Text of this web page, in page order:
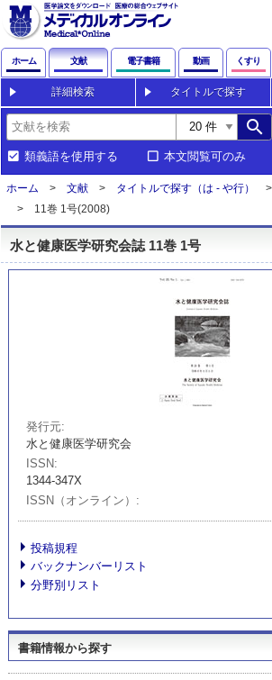
ホーム 文献 電子書籍 動画 くすり
詳細検索 タイトルで探す
search
類義語を使用する 本文閲覧可のみ
ホーム 文献 タイトルで探す（は - や行）
11巻 1号(2008)
水と健康医学研究会誌 11巻 1号
発行元
水と健康医学研究会
ISSN
1344-347X
ISSN（オンライン）
投稿規程
バックナンバーリスト
分野別リスト
書籍情報から探す